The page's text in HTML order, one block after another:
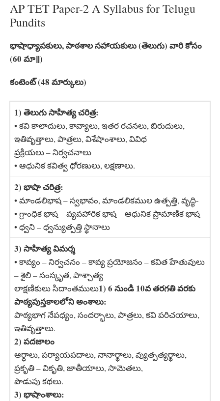
AP TET Paper-2 A Syllabus for Telugu
Pundits
భాషాధ్యాపకులు, పాఠశాల సహాయకులు (తెలుగు) వారి కోసం
(60 మా॥)
కంటెంట్ (48 మార్కులు)
1) తెలుగు సాహిత్య చరిత్ర:
• కవి కాలాదులు, కావ్యాలు, ఇతర రచనలు, బిరుదులు,
ఇతివృత్తాలు, పాత్రలు, విశేషాంశాలు, వివిధ
ప్రక్రియలు – నిర్వచనాలు
• ఆధునిక కవిత్వ ధోరణులు, లక్షణాలు.
2) భాషా చరిత్ర:
• మాండలిభాష – స్వభావం, మాండలికముల ఉత్పత్తి, వృద్ధి-
• గ్రాంధిక భాష – వ్యవహారిక భాష – ఆధునిక ప్రామాణిక భాష
• ధ్వని – ధ్వన్యుత్పత్తి స్థానాలు
3) సాహిత్య విమర్శ
• కావ్యం – నిర్వచనం – కావ్య ప్రయోజనం – కవిత హేతువులు
– శైలి – సంస్కృత, పాశ్చాత్య
లాక్షణికులు సిదాంతములు1) 6 నుండి 10వ తరగతి వరకు
పాఠ్యపుస్తకాలలోని అంశాలు:
పాఠ్యభాగ నేపధ్యం, సందర్భాలు, పాత్రలు, కవి పరిచయాలు,
ఇతివృత్తాలు.
2) పదజాలం
ఆర్ధాలు, పర్యాయపదాలు, నానార్థాలు, వ్యుత్పత్యర్థాలు,
ప్రకృతి – వికృతి, జాతీయాలు, సామెతలు,
పొడుపు కథలు.
3) భాషాంశాలు: